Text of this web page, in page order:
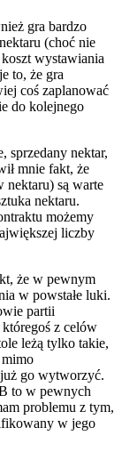
gra bardzo
(choć nie
wystawiania
to, że gra
coś zaplanować
do kolejnego
sprzedany nektar,
mnie fakt, że
nektaru) są warte
nektaru.
możemy
liczby
że w pewnym
w powstałe luki.
partii
z celów
leżą tylko takie,
go wytworzyć.
to w pewnych
problemu z tym,
w jego